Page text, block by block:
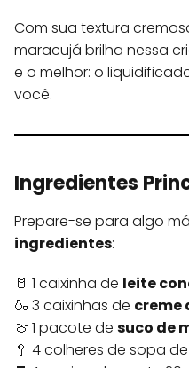
Com sua textura
maracujá brilha nessa
e o melhor: o
você.
Ingredientes
Prepare-se para algo
ingredientes:
🥛 1 caixinha de leite
🍶 3 caixinhas de creme
🍈 1 pacote de suco de
🥄 4 colheres de sopa de